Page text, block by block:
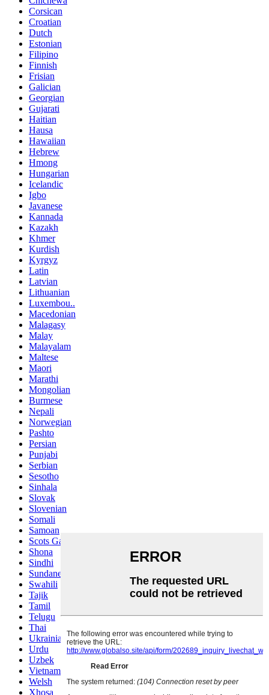
Corsican
Croatian
Dutch
Estonian
Filipino
Finnish
Frisian
Galician
Georgian
Gujarati
Haitian
Hausa
Hawaiian
Hebrew
Hmong
Hungarian
Icelandic
Igbo
Javanese
Kannada
Kazakh
Khmer
Kurdish
Kyrgyz
Latin
Latvian
Lithuanian
Luxembou..
Macedonian
Malagasy
Malay
Malayalam
Maltese
Maori
Marathi
Mongolian
Burmese
Nepali
Norwegian
Pashto
Persian
Punjabi
Serbian
Sesotho
Sinhala
Slovak
Slovenian
Somali
Samoan
Scots Gaelic
Shona
Sindhi
Sundanese
Swahili
Tajik
Tamil
Telugu
Thai
Ukrainian
Urdu
Uzbek
Vietnamese
Welsh
Xhosa